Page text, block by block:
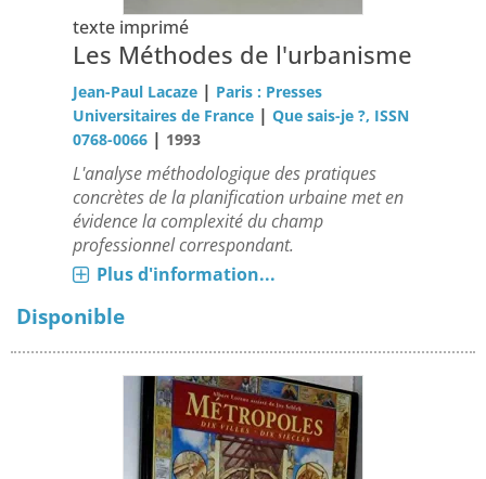
texte imprimé
Les Méthodes de l'urbanisme
Jean-Paul Lacaze | Paris : Presses
Universitaires de France |Que sais-je ?, ISSN
0768-0066 | 1993
L'analyse méthodologique des pratiques
concrètes de la planification urbaine met en
évidence la complexité du champ
professionnel correspondant.
Plus d'information...
Disponible